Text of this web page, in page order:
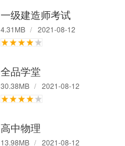
一级建造师考试
4.31MB / 2021-08-12
全品学堂
30.38MB / 2021-08-12
高中物理
13.98MB / 2021-08-12